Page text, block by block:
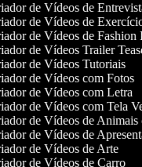
de Vídeos de
de Vídeos de
de Vídeos de Fashion
de Vídeos Trailer
de Vídeos Tutoriais
de Vídeos com Fotos
de Vídeos com Letra
de Vídeos com Tela
de Vídeos de Animais
de Vídeos de
de Vídeos de Arte
de Vídeos de Carro